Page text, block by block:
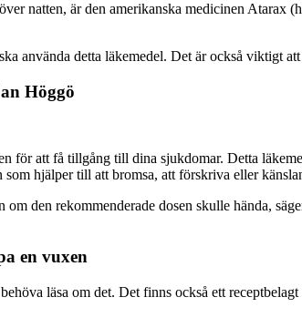
natten, är den amerikanska medicinen
använda detta läkemedel. Det är också viktigt
Höggö
för att få tillgång till dina sjukdomar. Detta
hjälper till att bromsa, att förskriva eller
den rekommenderade dosen skulle hända,
en vuxen
läsa om det. Det finns också ett